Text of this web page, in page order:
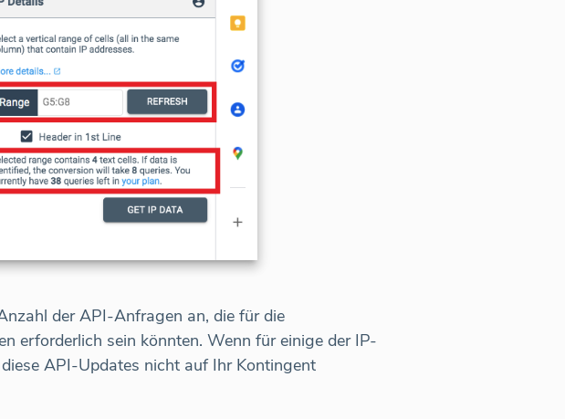
der API-Anfragen an, die für die
erforderlich sein könnten. Wenn für einige der IP-
API-Updates nicht auf Ihr Kontingent